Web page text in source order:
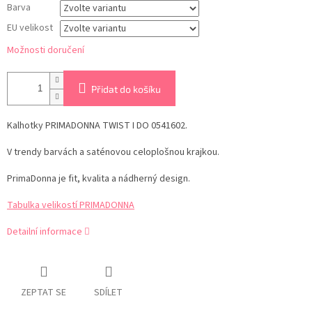
Barva
EU velikost
Možnosti doručení
Přidat do košíku
KalhotkyPRIMADONNA TWIST I DO 0541602.
V trendy barvách a saténovou celoplošnou krajkou.
PrimaDonna je fit, kvalita a nádherný design.
Tabulka velikostí PRIMADONNA
Detailní informace
ZEPTAT SE SDÍLET